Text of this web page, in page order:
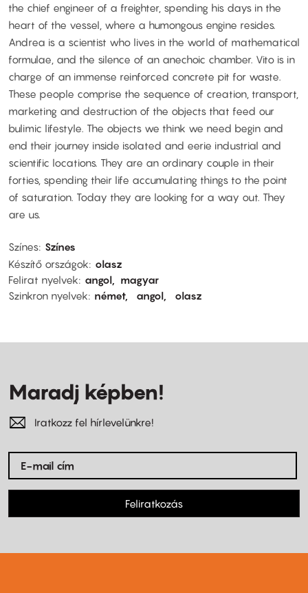
the chief engineer of a freighter, spending his days in the
heart of the vessel, where a humongous engine resides.
Andrea is a scientist who lives in the world of mathematical
formulae, and the silence of an anechoic chamber. Vito is in
charge of an immense reinforced concrete pit for waste.
These people comprise the sequence of creation, transport,
marketing and destruction of the objects that feed our
bulimic lifestyle. The objects we think we need begin and
end their journey inside isolated and eerie industrial and
scientific locations. They are an ordinary couple in their
forties, spending their life accumulating things to the point
of saturation. Today they are looking for a way out. They
are us.
Színes Színes
Készítő országok
olasz
Felirat nyelvek
angol
magyar
Szinkron nyelvek
német angol olasz
Maradj képben!
Iratkozz fel hírlevelünkre!
Feliratkozás